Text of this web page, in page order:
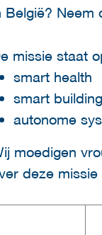
België? Neem
missie staat
smart health
smart
autonome
moedigen
deze